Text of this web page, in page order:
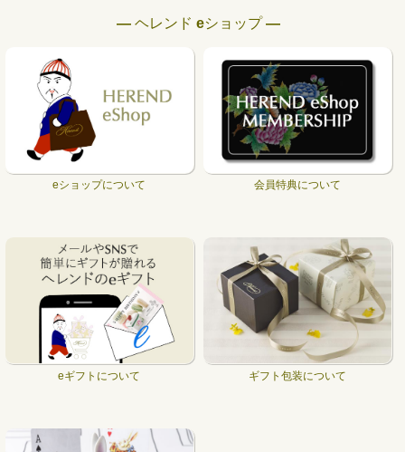
― ヘレンド eショップ ―
eショップについて 会員特典について
eギフトについて ギフト包装について